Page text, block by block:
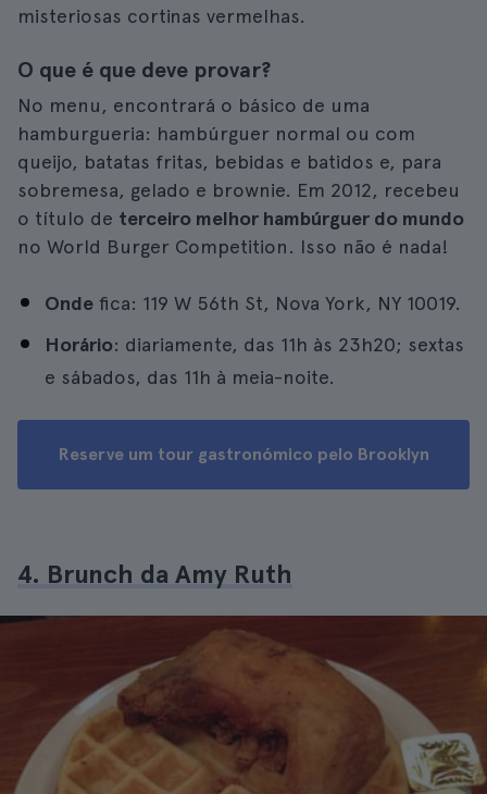
misteriosas cortinas vermelhas.
O que é que deve provar?
No menu, encontrará o básico de uma
hamburgueria: hambúrguer normal ou com
queijo, batatas fritas, bebidas e batidos e, para
sobremesa, gelado e brownie. Em 2012, recebeu
o título de terceiro melhor hambúrguer do mundo
no World Burger Competition. Isso não é nada!
Onde fica: 119 W 56th St, Nova York, NY 10019.
Horário: diariamente, das 11h às 23h20; sextas
e sábados, das 11h à meia-noite.
Reserve um tour gastronómico pelo Brooklyn
4. Brunch da Amy Ruth